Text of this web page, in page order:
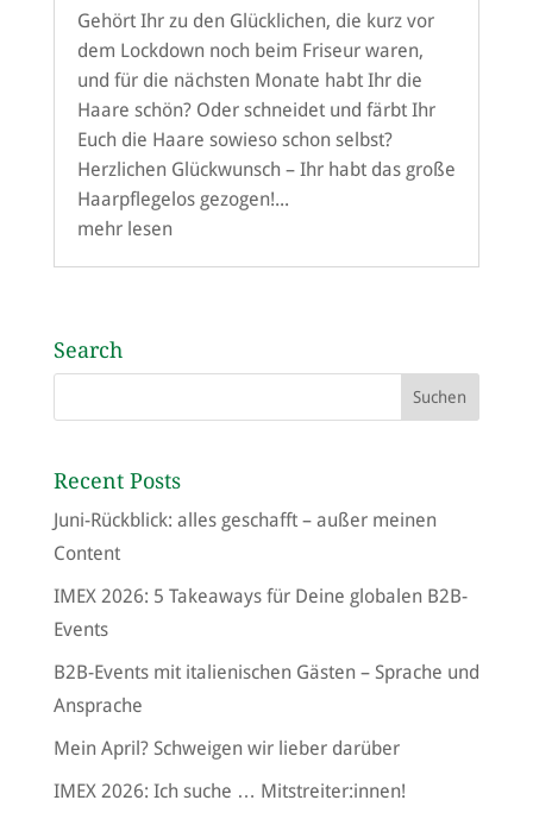
Gehört Ihr zu den Glücklichen, die kurz vor
dem Lockdown noch beim Friseur waren,
und für die nächsten Monate habt Ihr die
Haare schön? Oder schneidet und färbt Ihr
Euch die Haare sowieso schon selbst?
Herzlichen Glückwunsch – Ihr habt das große
Haarpflegelos gezogen!...
mehr lesen
Search
Recent Posts
Juni-Rückblick: alles geschafft – außer meinen
Content
IMEX 2026: 5 Takeaways für Deine globalen B2B-
Events
B2B-Events mit italienischen Gästen – Sprache und
Ansprache
Mein April? Schweigen wir lieber darüber
IMEX 2026: Ich suche … Mitstreiter:innen!